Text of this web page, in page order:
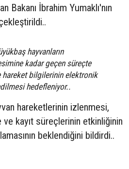
Bakanı İbrahim Yumaklı'nın
hayvanların
kadar geçen süreçte
hareket bilgilerinin elektronik
hedefleniyor..
hareketlerinin izlenmesi,
ve kayıt süreçlerinin etkinliğinin
beklendiğini bildirdi..